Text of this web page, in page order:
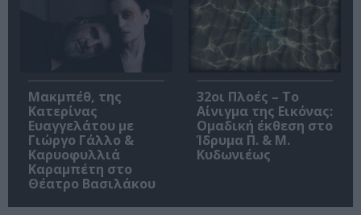
Μακμπέθ, της
Κατερίνας
Ευαγγελάτου με
Γιώργο Γάλλο &
Καρυοφυλλιά
Καραμπέτη στο
Θέατρο Βασιλάκου
32οι Πλοές – Το
Αίνιγμα της Εικόνας:
Ομαδική έκθεση στο
Ίδρυμα Π. & Μ.
Κυδωνιέως